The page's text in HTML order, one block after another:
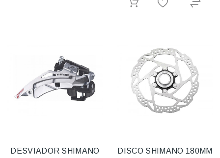
DESVIADOR SHIMANO
DISCO SHIMANO 180MM